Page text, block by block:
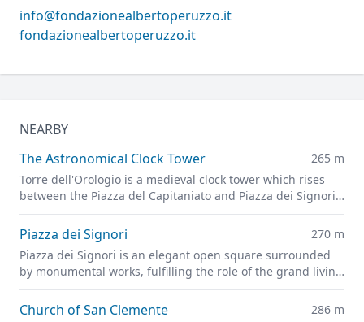
info@fondazionealbertoperuzzo.it
fondazionealbertoperuzzo.it
NEARBY
The Astronomical Clock Tower
265 m
Torre dell'Orologio is a medieval clock tower which rises
between the Piazza del Capitaniato and Piazza dei Signori,
representing one of the symbols of the Carrarese era in
Padua.
Piazza dei Signori
270 m
Piazza dei Signori is an elegant open square surrounded
by monumental works, fulfilling the role of the grand living
room of Padua.
Church of San Clemente
286 m